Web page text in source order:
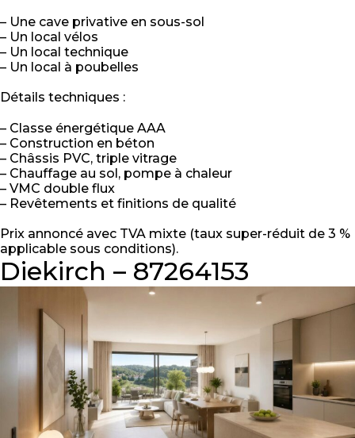
– Une cave privative en sous-sol
– Un local vélos
– Un local technique
– Un local à poubelles
Détails techniques :
– Classe énergétique AAA
– Construction en béton
– Châssis PVC, triple vitrage
– Chauffage au sol, pompe à chaleur
– VMC double flux
– Revêtements et finitions de qualité
Prix annoncé avec TVA mixte (taux super-réduit de 3 %
applicable sous conditions).
Diekirch – 87264153